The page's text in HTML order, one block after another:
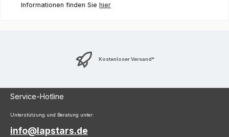
Informationen finden Sie hier
Kostenloser Versand*
Service-Hotline
Unterstützung und Beratung unter:
info@lapstars.de